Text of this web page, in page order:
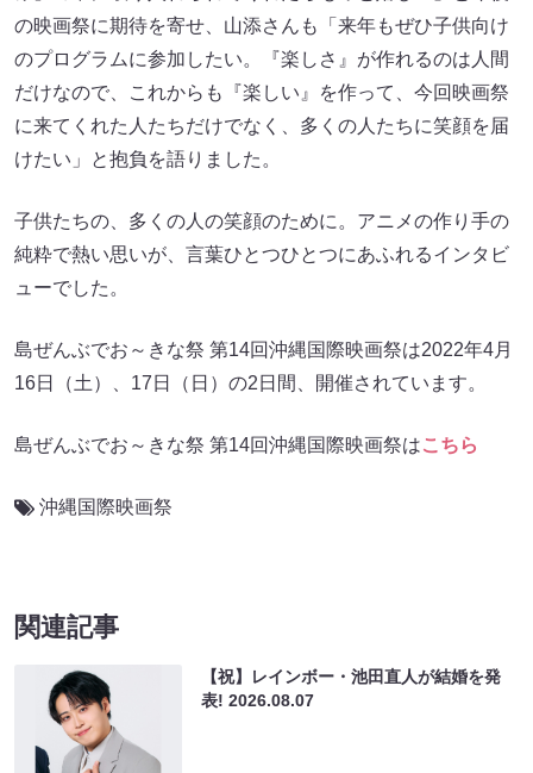
の映画祭に期待を寄せ、山添さんも「来年もぜひ子供向け
のプログラムに参加したい。『楽しさ』が作れるのは人間
だけなので、これからも『楽しい』を作って、今回映画祭
に来てくれた人たちだけでなく、多くの人たちに笑顔を届
けたい」と抱負を語りました。
子供たちの、多くの人の笑顔のために。アニメの作り手の
純粋で熱い思いが、言葉ひとつひとつにあふれるインタビ
ューでした。
島ぜんぶでお～きな祭 第14回沖縄国際映画祭は2022年4月
16日（土）、17日（日）の2日間、開催されています。
島ぜんぶでお～きな祭 第14回沖縄国際映画祭はこちら
沖縄国際映画祭
関連記事
【祝】レインボー・池田直人が結婚を発
表!2026.08.07